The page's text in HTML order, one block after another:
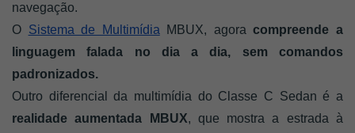
navegação.
O Sistema de MultimídiaMBUX, agoracompreende a
linguagem falada no dia a dia, sem comandos
padronizados.
Outro diferencial da multimídia do Classe C Sedan é a
realidade aumentada MBUX, que mostra a estrada à